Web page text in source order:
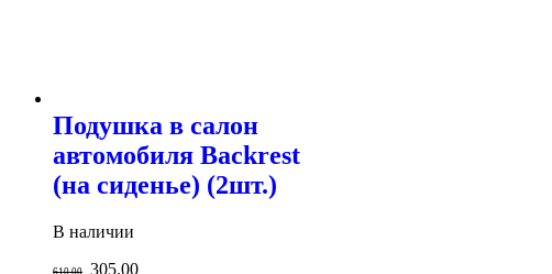
Подушка в салон
автомобиля Backrest
(на сиденье) (2шт.)
В наличии
305.00